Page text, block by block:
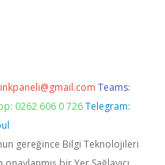
Teams:
0262 606 0 726 Telegram:
gereğince Bilgi Teknolojileri